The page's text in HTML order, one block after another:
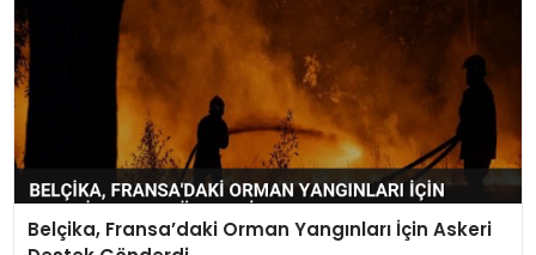
Belçika, Fransa’daki Orman Yangınları İçin Askeri